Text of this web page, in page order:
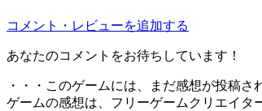
コメント・レビューを追加する
あなたのコメントをお待ちしています！
・・・このゲームには、まだ感想が投稿
ゲームの感想は、フリーゲームクリエイタ